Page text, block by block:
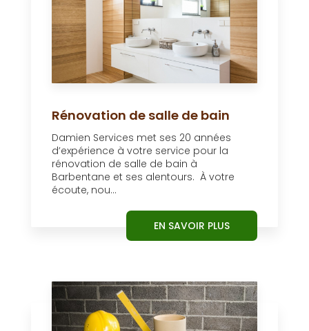
Rénovation de salle de bain
Damien Services met ses 20 années
d’expérience à votre service pour la
rénovation de salle de bain à
Barbentane et ses alentours. À votre
écoute, nou...
EN SAVOIR PLUS